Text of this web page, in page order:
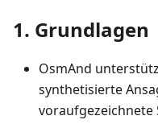
1. Grundlagen
OsmAnd
synthetisierte
voraufgezeichnete